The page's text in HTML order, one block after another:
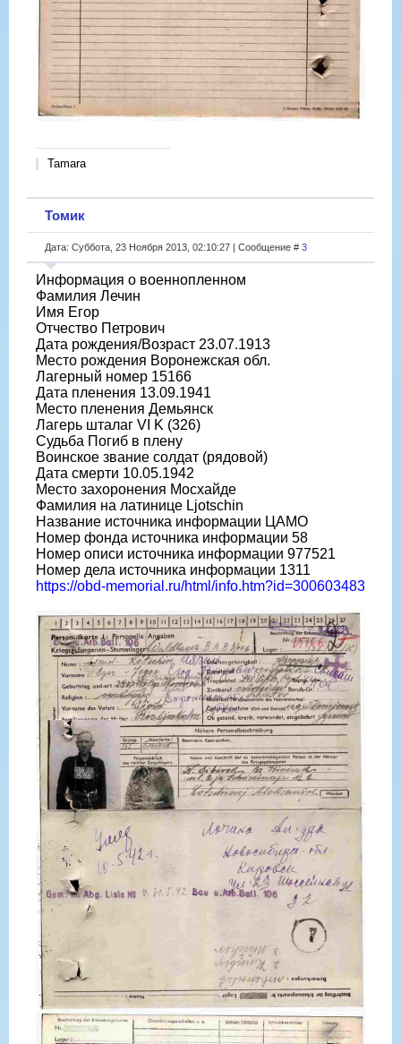
Tamara
Томик
Дата: Суббота, 23 Ноября 2013, 02:10:27 | Сообщение # 3
Информация о военнопленном
Фамилия Лечин
Имя Егор
Отчество Петрович
Дата рождения/Возраст 23.07.1913
Место рождения Воронежская обл.
Лагерный номер 15166
Дата пленения 13.09.1941
Место пленения Демьянск
Лагерь шталаг VI K (326)
Судьба Погиб в плену
Воинское звание солдат (рядовой)
Дата смерти 10.05.1942
Место захоронения Мосхайде
Фамилия на латинице Ljotschin
Название источника информации ЦАМО
Номер фонда источника информации 58
Номер описи источника информации 977521
Номер дела источника информации 1311
https://obd-memorial.ru/html/info.htm?id=300603483